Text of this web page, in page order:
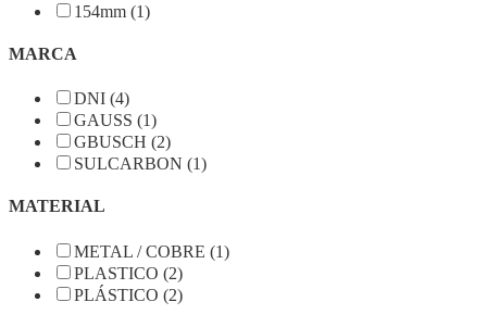
154mm (1)
MARCA
DNI (4)
GAUSS (1)
GBUSCH (2)
SULCARBON (1)
MATERIAL
METAL / COBRE (1)
PLASTICO (2)
PLÁSTICO (2)